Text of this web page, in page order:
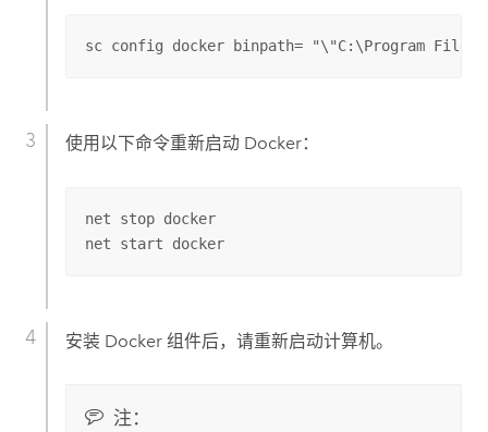
sc config docker binpath= "\"C:\Program
使用以下命令重新启动 Docker：
net stop docker
net start docker
安装 Docker组件后，请重新启动计算机。
注：